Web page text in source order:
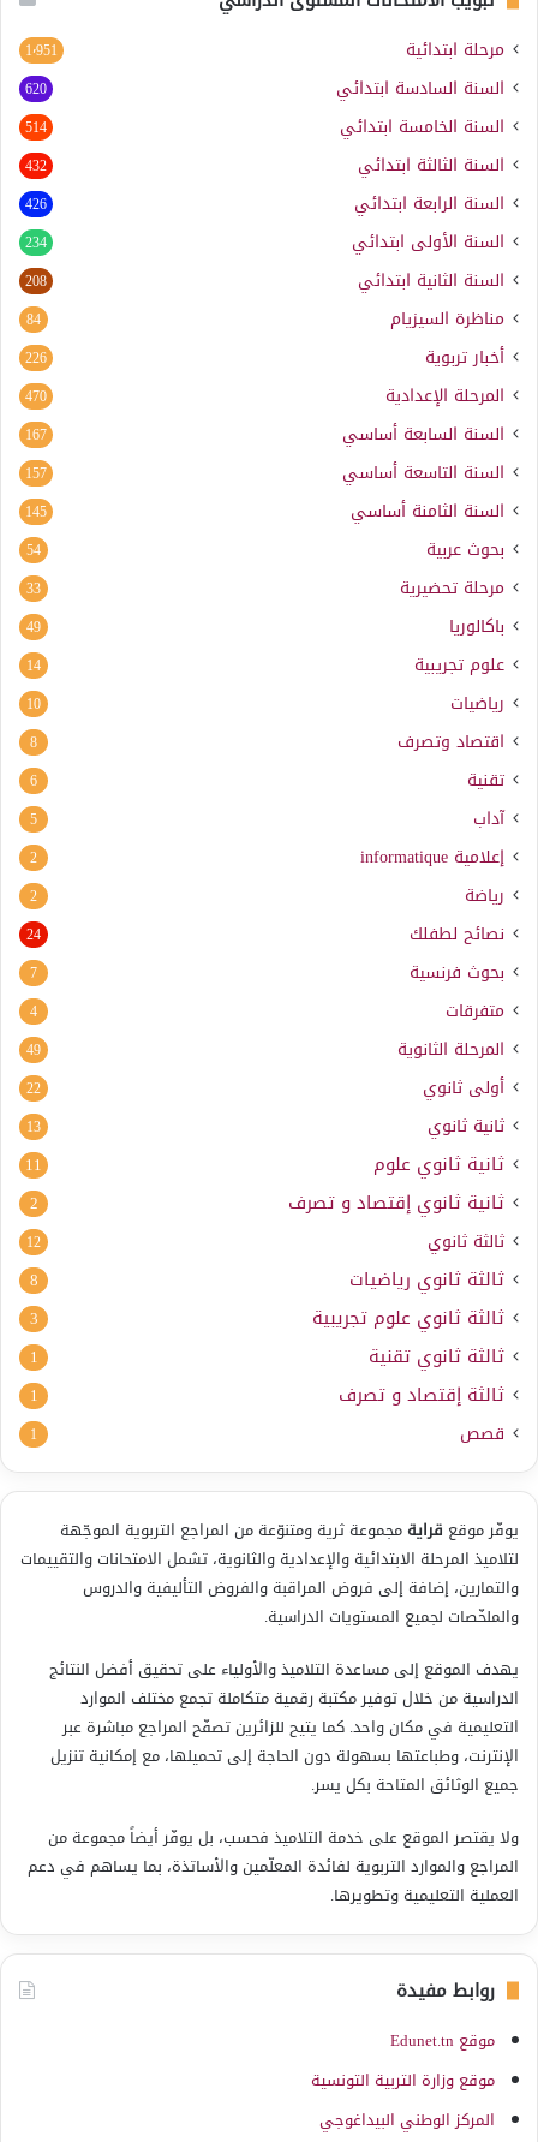
مرحلة ابتدائية 1٬951
السنة السادسة ابتدائي 620
السنة الخامسة ابتدائي 514
السنة الثالثة ابتدائي 432
السنة الرابعة ابتدائي 426
السنة الأولى ابتدائي 234
السنة الثانية ابتدائي 208
مناظرة السيزيام 84
أخبار تربوية 226
المرحلة الإعدادية 470
السنة السابعة أساسي 167
السنة التاسعة أساسي 157
السنة الثامنة أساسي 145
بحوث عربية 54
مرحلة تحضيرية 33
باكالوريا 49
علوم تجريبية 14
رياضيات 10
اقتصاد وتصرف 8
تقنية 6
آداب 5
إعلامية informatique
2
رياضة 2
نصائح لطفلك 24
بحوث فرنسية 7
متفرقات 4
المرحلة الثانوية 49
أولى ثانوي 22
ثانية ثانوي 13
ثانية ثانوي علوم 11
ثانية ثانوي إقتصاد و تصرف 2
ثالثة ثانوي 12
ثالثة ثانوي رياضيات 8
ثالثة ثانوي علوم تجريبية 3
ثالثة ثانوي تقنية 1
ثالثة إقتصاد و تصرف 1
قصص 1
يوفّر موقع قرايةمجموعة ثرية ومتنوّعة من المراجع التربوية الموجّهة
لتلاميذ المرحلة الابتدائية والإعدادية والثانوية، تشمل الامتحانات والتقييمات
والتمارين، إضافة إلى فروض المراقبة والفروض التأليفية والدروس
والملخّصات لجميع المستويات الدراسية.
يهدف الموقع إلى مساعدة التلاميذ والأولياء على تحقيق أفضل النتائج
الدراسية من خلال توفير مكتبة رقمية متكاملة تجمع مختلف الموارد
التعليمية في مكان واحد. كما يتيح للزائرين تصفّح المراجع مباشرة عبر
الإنترنت، وطباعتها بسهولة دون الحاجة إلى تحميلها، مع إمكانية تنزيل
جميع الوثائق المتاحة بكل يسر.
ولا يقتصر الموقع على خدمة التلاميذ فحسب، بل يوفّر أيضاً مجموعة من
المراجع والموارد التربوية لفائدة المعلّمين والأساتذة، بما يساهم في دعم
العملية التعليمية وتطويرها.
روابط مفيدة
موقع Edunet.tn
موقع وزارة التربية التونسية
المركز الوطني البيداغوجي